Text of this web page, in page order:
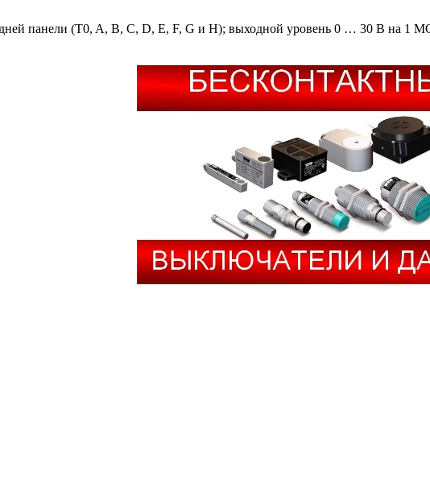
панели (T0, A, B, C, D, E, F, G и H); выходной уровень 0 … 30 В на